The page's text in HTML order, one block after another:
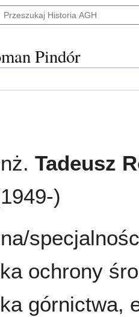
Pindór
Tadeusz
)
ochrony
górnictwa,